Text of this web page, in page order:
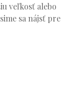
veľkosť alebo
sa nájsť pre